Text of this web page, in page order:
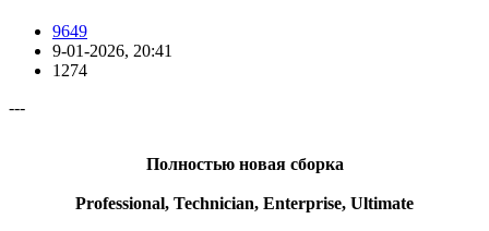
9649
9-01-2026, 20:41
1274
---
Полностью новая сборка
Professional, Technician, Enterprise, Ultimate